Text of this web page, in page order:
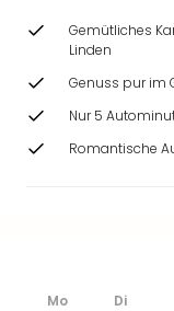
Gemütliches
Linden
Genuss pur im
Nur 5
Romantische
Mo Di